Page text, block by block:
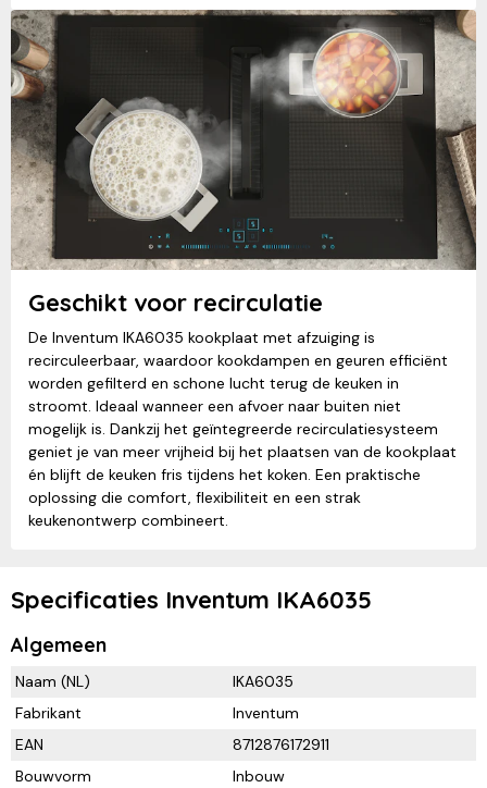
Geschikt voor recirculatie
De Inventum IKA6035 kookplaat met afzuiging is
recirculeerbaar, waardoor kookdampen en geuren efficiënt
worden gefilterd en schone lucht terug de keuken in
stroomt. Ideaal wanneer een afvoer naar buiten niet
mogelijk is. Dankzij het geïntegreerde recirculatiesysteem
geniet je van meer vrijheid bij het plaatsen van de kookplaat
én blijft de keuken fris tijdens het koken. Een praktische
oplossing die comfort, flexibiliteit en een strak
keukenontwerp combineert.
Specificaties Inventum IKA6035
Algemeen
Naam (NL)
IKA6035
Fabrikant
Inventum
EAN
8712876172911
Bouwvorm
Inbouw